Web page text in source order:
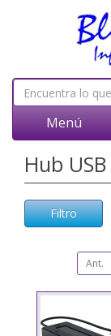
Menú
Hub USB
Filtro
Ant.